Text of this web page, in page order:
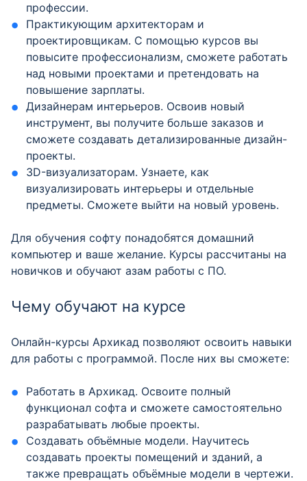
профессии.
Практикующим архитекторам и
проектировщикам. С помощью курсов вы
повысите профессионализм, сможете работать
над новыми проектами и претендовать на
повышение зарплаты.
Дизайнерам интерьеров. Освоив новый
инструмент, вы получите больше заказов и
сможете создавать детализированные дизайн-
проекты.
3D-визуализаторам. Узнаете, как
визуализировать интерьеры и отдельные
предметы. Сможете выйти на новый уровень.
Для обучения софту понадобятся домашний
компьютер и ваше желание. Курсы рассчитаны на
новичков и обучают азам работы с ПО.
Чему обучают на курсе
Онлайн-курсы Архикад позволяют освоить навыки
для работы с программой. После них вы сможете:
Работать в Архикад. Освоите полный
функционал софта и сможете самостоятельно
разрабатывать любые проекты.
Создавать объёмные модели. Научитесь
создавать проекты помещений и зданий, а
также превращать объёмные модели в чертежи.